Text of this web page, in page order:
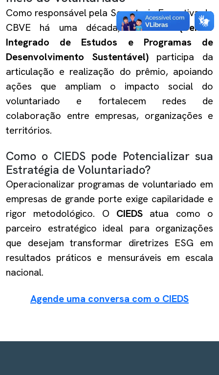
Como responsável pela Secretaria Executiva do
CBVE há uma década, o CIEDS (Centro
Integrado de Estudos e Programas de
Desenvolvimento Sustentável)participa da
articulação e realização do prêmio, apoiando
ações que ampliam o impacto social do
voluntariado e fortalecem redes de
colaboração entre empresas, organizações e
territórios.
Como o CIEDS pode Potencializar sua
Estratégia de Voluntariado?
Operacionalizar programas de voluntariado em
empresas de grande porte exige capilaridade e
rigor metodológico. O CIEDS atua como o
parceiro estratégico ideal para organizações
que desejam transformar diretrizes ESG em
resultados práticos e mensuráveis em escala
nacional.
Agende uma conversa com o CIEDS